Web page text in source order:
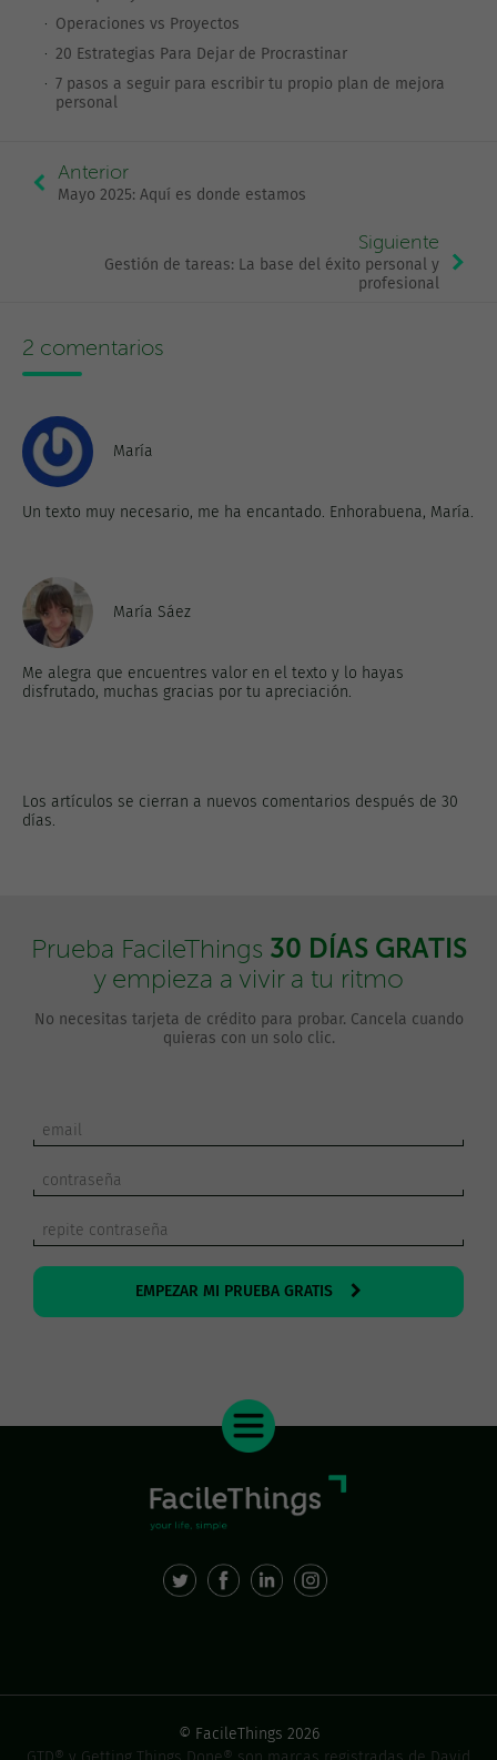
Operaciones vs Proyectos
20 Estrategias Para Dejar de Procrastinar
7 pasos a seguir para escribir tu propio plan de mejora
personal
Anterior
Mayo 2025: Aquí es donde estamos
Siguiente
Gestión de tareas: La base del éxito personal y
profesional
2 comentarios
María
Un texto muy necesario, me ha encantado. Enhorabuena, María.
María Sáez
Me alegra que encuentres valor en el texto y lo hayas
disfrutado, muchas gracias por tu apreciación.
Los artículos se cierran a nuevos comentarios después de 30
días.
Prueba FacileThings 30 DÍAS GRATIS
y empieza a vivir a tu ritmo
No necesitas tarjeta de crédito para probar. Cancela cuando
quieras con un solo clic.
© FacileThings 2026